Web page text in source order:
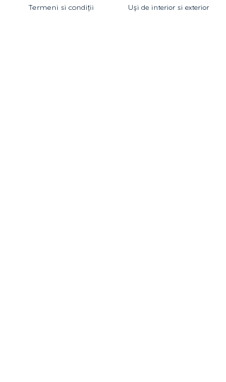
Termeni si condiții
Uși de interior si exterior